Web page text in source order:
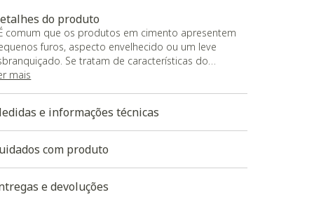
do produto
comum que os produtos em cimento apresentem
furos, aspecto envelhecido ou um leve
Se tratam de características do
não de uma avaria;
por causa da forma de fechamento do produto
momento da confecção, portanto, não é um
mais
e informações técnicas
com produto
e devoluções